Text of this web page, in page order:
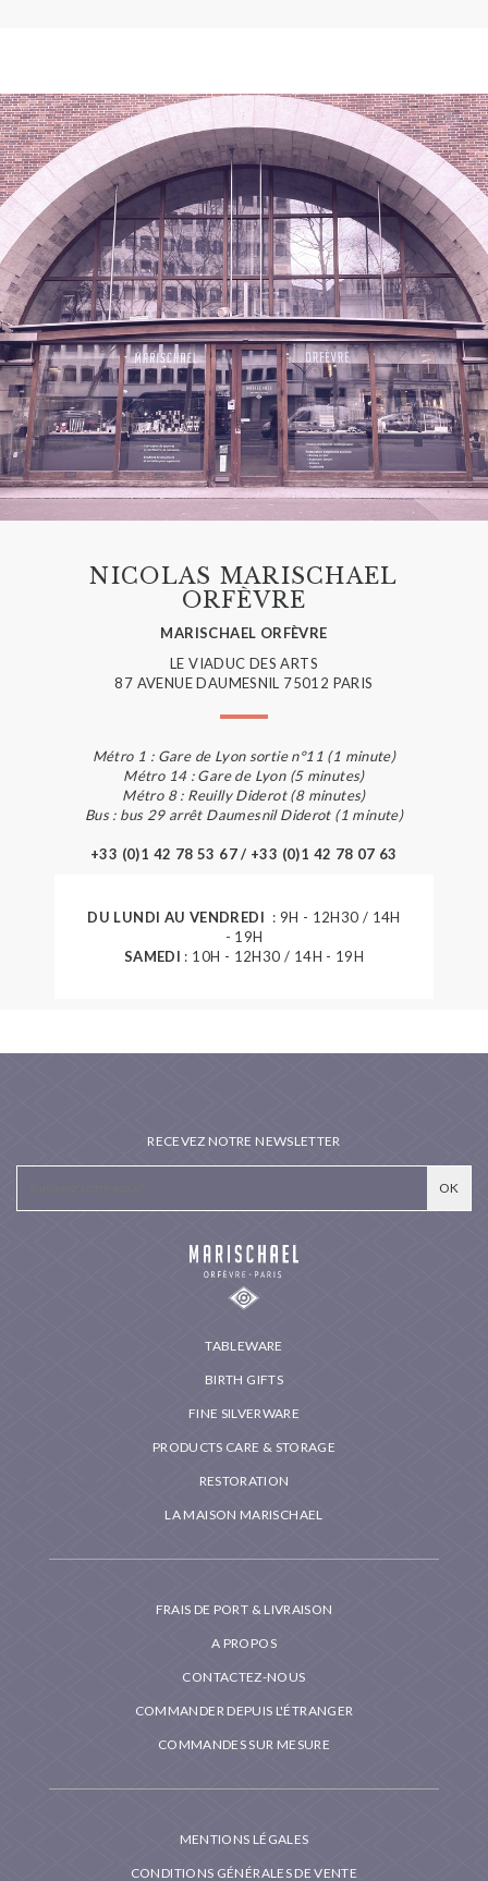
NICOLAS MARISCHAEL
ORFÈVRE
MARISCHAEL ORFÈVRE
LE VIADUC DES ARTS
87 AVENUE DAUMESNIL 75012 PARIS
Métro 1 : Gare de Lyon sortie n°11 (1 minute)
Métro 14 : Gare de Lyon (5 minutes)
Métro 8 : Reuilly Diderot (8 minutes)
Bus : bus 29 arrêt Daumesnil Diderot (1 minute)
+33 (0)1 42 78 53 67 / +33 (0)1 42 78 07 63
DU LUNDI AU VENDREDI : 9H - 12H30 / 14H
- 19H
SAMEDI : 10H - 12H30 / 14H - 19H
TABLEWARE
BIRTH GIFTS
FINE SILVERWARE
PRODUCTS CARE & STORAGE
RESTORATION
LA MAISON MARISCHAEL
FRAIS DE PORT & LIVRAISON
A PROPOS
CONTACTEZ-NOUS
COMMANDER DEPUIS L'ÉTRANGER
COMMANDES SUR MESURE
MENTIONS LÉGALES
CONDITIONS GÉNÉRALES DE VENTE
RECEVEZ NOTRE NEWSLETTER